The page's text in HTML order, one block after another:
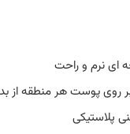
ای نرم و راحت
روی پوست هر منطقه از
پلاستیکی